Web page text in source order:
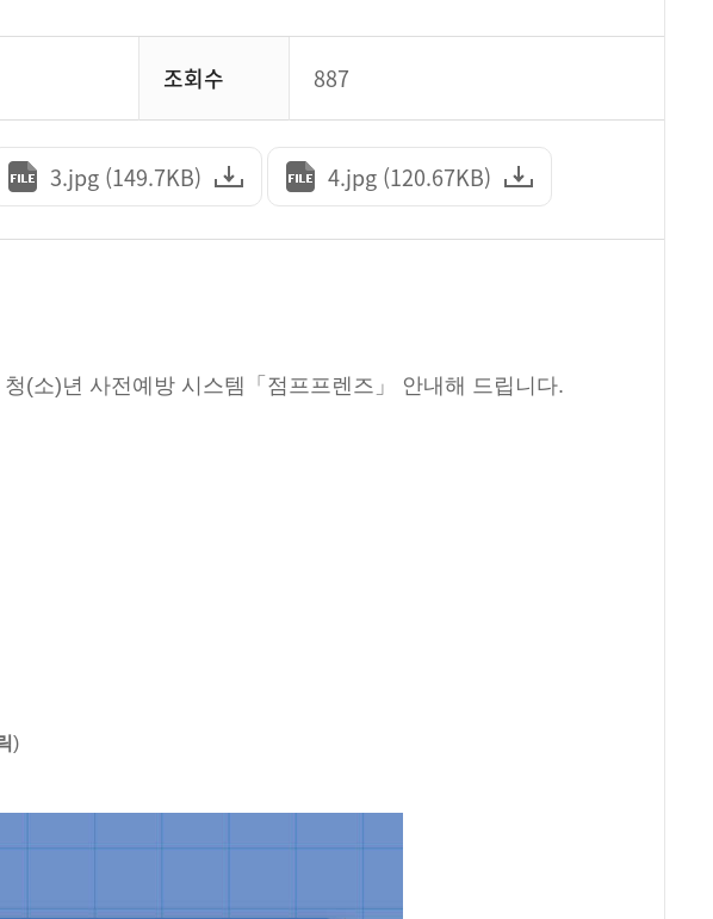
조회수 887
3.jpg (149.7KB) 4.jpg (120.67KB)
(소)년 사전예방 시스템「점프프렌즈」 안내해 드립니다.
)